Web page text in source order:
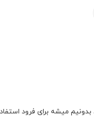
میشه برای فرود